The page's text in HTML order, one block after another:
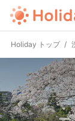
Holiday トップ